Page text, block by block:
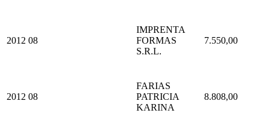
2012 08
IMPRENTA
FORMAS
S.R.L.
7.550,00
2012 08
FARIAS
PATRICIA
KARINA
8.808,00